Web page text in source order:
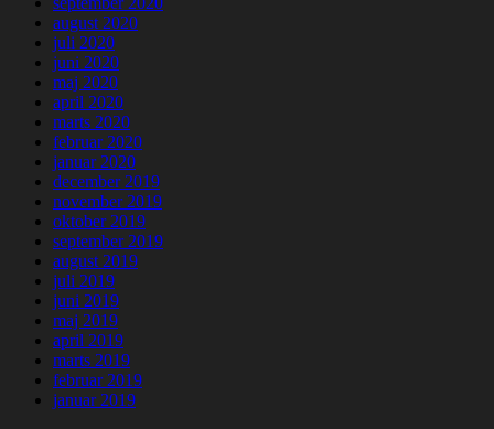
august 2020
juli 2020
juni 2020
maj 2020
april 2020
marts 2020
februar 2020
januar 2020
december 2019
november 2019
oktober 2019
september 2019
august 2019
juli 2019
juni 2019
maj 2019
april 2019
marts 2019
februar 2019
januar 2019